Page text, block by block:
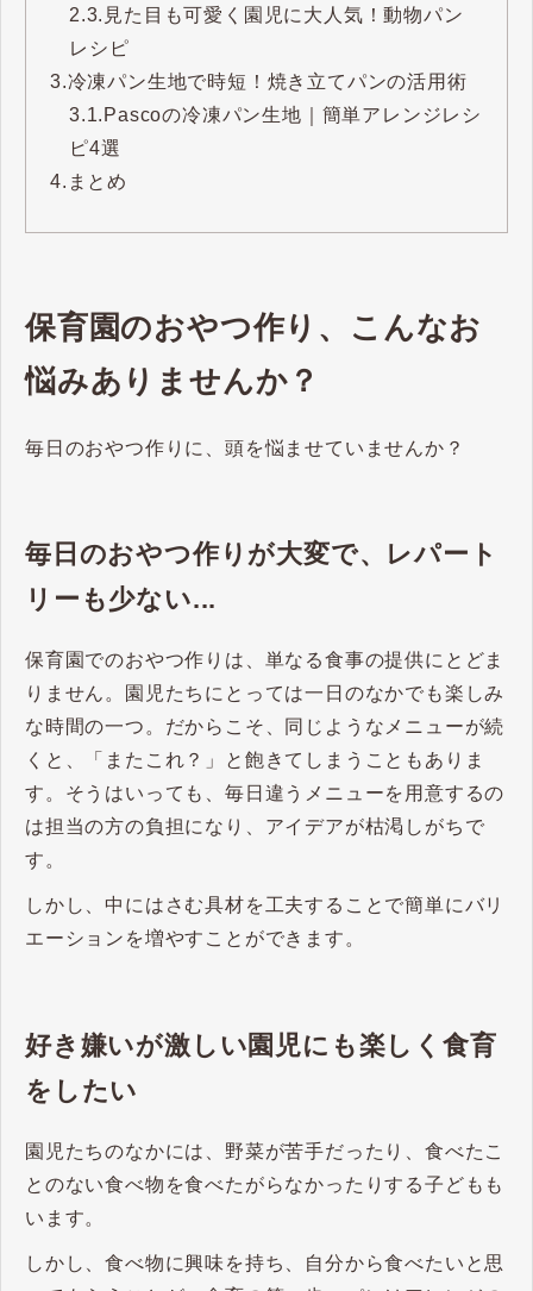
2.3. 見た目も可愛く園児に大人気！動物パン
レシピ
3.冷凍パン生地で時短！焼き立てパンの活用術
3.1. Pascoの冷凍パン生地｜簡単アレンジレシ
ピ4選
4. まとめ
保育園のおやつ作り、こんなお
悩みありませんか？
毎日のおやつ作りに、頭を悩ませていませんか？
毎日のおやつ作りが大変で、レパート
リーも少ない...
保育園でのおやつ作りは、単なる食事の提供にとどま
りません。園児たちにとっては一日のなかでも楽しみ
な時間の一つ。だからこそ、同じようなメニューが続
くと、「またこれ？」と飽きてしまうこともありま
す。そうはいっても、毎日違うメニューを用意するの
は担当の方の負担になり、アイデアが枯渇しがちで
す。
しかし、中にはさむ具材を工夫することで簡単にバリ
エーションを増やすことができます。
好き嫌いが激しい園児にも楽しく食育
をしたい
園児たちのなかには、野菜が苦手だったり、食べたこ
とのない食べ物を食べたがらなかったりする子どもも
います。
しかし、食べ物に興味を持ち、自分から食べたいと思